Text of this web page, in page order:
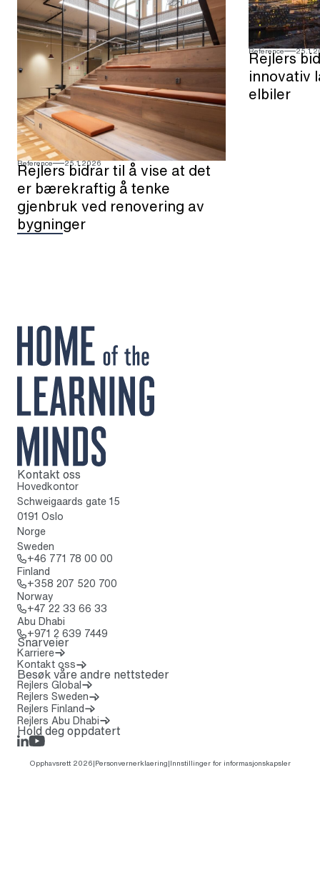
Reference 25.1.2026
Rejlers bidrar til å vise at det
er bærekraftig å tenke
gjenbruk ved renovering av
bygninger
Reference
Rejlers
innovativ
elbiler
Til startsiden
Kontakt oss
Hovedkontor
Schweigaards gate 15
0191 Oslo
Norge
Sweden
+46 771 78 00 00
Finland
+358 207 520 700
Norway
+47 22 33 66 33
Abu Dhabi
+971 2 639 7449
Snarveier
Karriere
Kontakt oss
Besøk våre andre nettsteder
Rejlers Global(Åpnes i en ny fane)
Rejlers Sweden
Rejlers Finland
Rejlers Abu Dhabi
Hold deg oppdatert
LinkedIn
Rejlers Play
Opphavsrett 2026|Personvernerklaering|Innstillinger for informasjonskapsler